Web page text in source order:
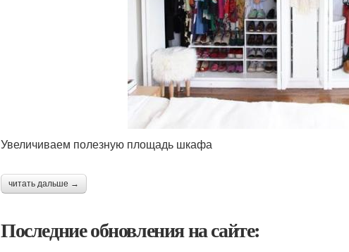
Увеличиваем полезную площадь шкафа
читать дальше →
Последние обновления на сайте: